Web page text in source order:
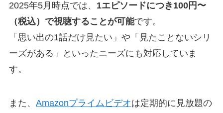
2025年5月時点では、 1エピソードにつき100円〜
（税込）で視聴することが可能です。
「思い出の1話だけ見たい」や「見たことないシリ
ーズがある」といったニーズにも対応していま
す。
また、 Amazonプライムビデオは定期的に見放題の